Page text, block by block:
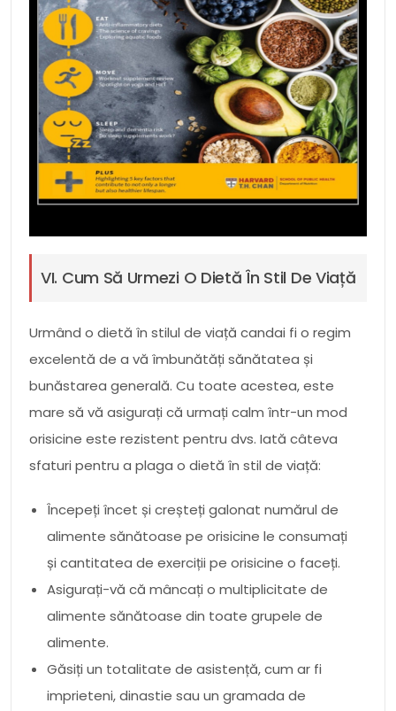
VI. Cum Să Urmezi O Dietă În Stil De Viață
Urmând o dietă în stilul de viață candai fi o regim
excelentă de a vă îmbunătăți sănătatea și
bunăstarea generală. Cu toate acestea, este
mare să vă asigurați că urmați calm într-un mod
orisicine este rezistent pentru dvs. Iată câteva
sfaturi pentru a plaga o dietă în stil de viață:
Începeți încet și creșteți galonat numărul de
alimente sănătoase pe orisicine le consumați
și cantitatea de exerciții pe orisicine o faceți.
Asigurați-vă că mâncați o multiplicitate de
alimente sănătoase din toate grupele de
alimente.
Găsiți un totalitate de asistență, cum ar fi
imprieteni, dinastie sau un gramada de